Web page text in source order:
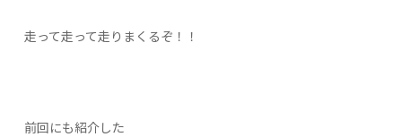
走って走って走りまくるぞ！！
前回にも紹介した